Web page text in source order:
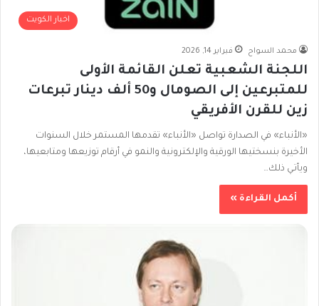
اخبار الكويت
محمد السواح فبراير 14, 2026
اللجنة الشعبية تعلن القائمة الأولى
للمتبرعين إلى الصومال و50 ألف دينار تبرعات
زين للقرن الأفريقي
«الأنباء» في الصدارة تواصل «الأنباء» تقدمها المستمر خلال السنوات
الأخيرة بنسختيها الورقية والإلكترونية والنمو في أرقام توزيعها ومتابعيها،
ويأتـي ذلك…
أكمل القراءة »